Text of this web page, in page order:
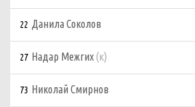
22 Данила Соколов
27 Надар Межгих (к)
73 Николай Смирнов